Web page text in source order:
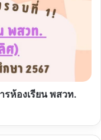
รห้องเรียน พสวท.